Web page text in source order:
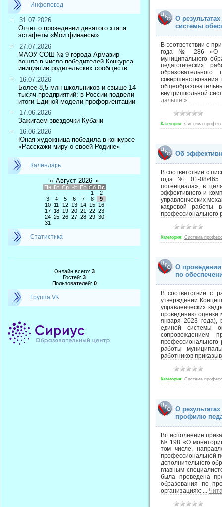
Инфоповод
31.07.2026
Отчет о проведении девятого этапа
эстафеты «Мои финансы»
27.07.2026
МАОУ СОШ № 9 города Армавир
вошла в число победителей Конкурса
инициатив родительских сообществ
16.07.2026
Более 8,5 млн школьников и свыше 14
тысяч предприятий: в России подвели
итоги Единой модели профориентации
17.06.2026
Зажигаем звездочки Кубани
16.06.2026
Юная художница победила в конкурсе
«Расскажи миру о своей Родине»
Календарь
« Август 2026 »
Пн Вт Ср Чт Пт Сб Вс
1
2
3
4 5 6 7 8
9
10
11 12 13 14 15
16
17
18 19 20 21 22 23
24 25 26 27 28 29 30
31
Статистика
Онлайн всего: 3
Гостей: 3
Пользователей: 0
Группа VK
О
системы
В соответствии с
года № 286 «О
муниципального
педагогических
образовательного
внутришкольной
дальше »
Категория: Система
Об
В соответствии с
года № 01-08/465
потенциала», в
эффективного и
управленческих
кадровой работы
профессионального
Категория: Система
О проведении
по
В соответствии с
утверждении
управленческих
проведению оценки
января 2023 года),
единой системы
сопровождением
профессионального
работы
работников
Категория: Система
О
профилю
Во исполнение
№ 198 «О
том числе,
профессиональной
дополнительного
главным
была проведена
образования по
организациях: ...